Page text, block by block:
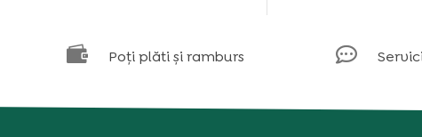
 Poți plăti și ramburs 